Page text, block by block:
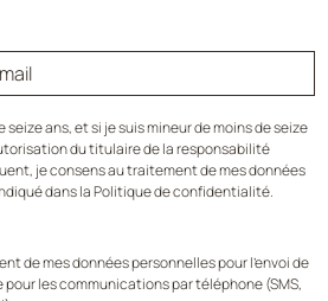
seize ans, et si je suis mineur de moins de seize
du titulaire de la responsabilité
je consens au traitement de mes données
dans la Politique de confidentialité.
de mes données personnelles pour l'envoi de
pour les communications par téléphone (SMS,